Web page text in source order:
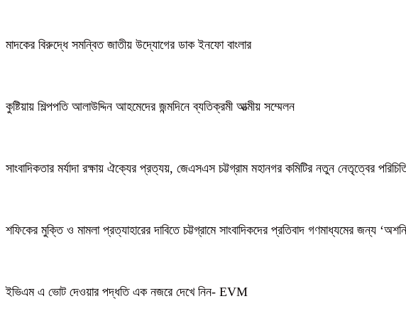
মাদকের বিরুদ্ধে সমন্বিত জাতীয় উদ্যোগের ডাক ইনফো বাংলার
কুষ্টিয়ায় শিল্পপতি আলাউদ্দিন আহমেদের জন্মদিনে ব্যতিক্রমী আত্মীয় সম্মেলন
সাংবাদিকতার মর্যাদা রক্ষায় ঐক্যের প্রত্যয়, জেএসএস চট্টগ্রাম মহানগর কমিটির নতুন নেতৃত্বের
শফিকের মুক্তি ও মামলা প্রত্যাহারের দাবিতে চট্টগ্রামে সাংবাদিকদের প্রতিবাদ গণমাধ্যমের জন্য
ইভিএম এ ভোট দেওয়ার পদ্ধতি এক নজরে দেখে নিন- EVM